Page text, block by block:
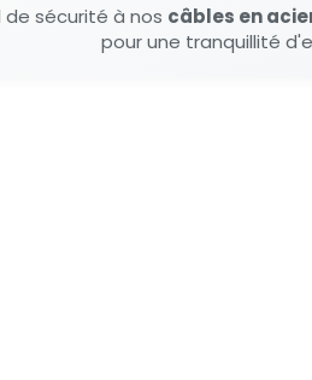
de sécurité à nos câbles en
pour une tranquillité